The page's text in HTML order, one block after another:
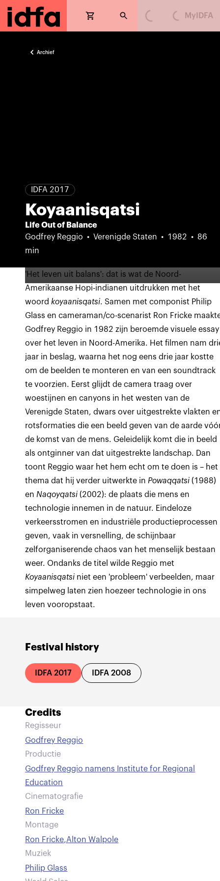
Loading...Loading...MyIDFA
Archief
IDFA 2017
Koyaanisqatsi
Life Out of Balance
Godfrey Reggio
Verenigde Staten 1982
86
min
Festival history
IDFA 2017 IDFA 2008
'Het leven uit balans': dat is wat de Noord-
Amerikaanse Hopi-indianen uitdrukken met het
woordkoyaanisqatsi. Samen met componist Philip
Glass en cameraman/co-scenarist Ron Fricke
Godfrey Reggio in 1982 zijn beroemde visuele essay
over het leven in Noord-Amerika. Het filmen nam
jaar in beslag, waarna het nog eens drie jaar kostte
om de beelden te monteren en van een soundtrack
te voorzien. Eerst glijdt de camera traag over
woestijnen en canyons in het westen van de
Verenigde Staten, dwars over uitgestrekte vlakten
rotsformaties die een beeld geven van de aarde
de komst van de mens. Geleidelijk komt die in beeld
als ontginner van dat uitgestrekte landschap. Dan
toont Reggio waar het hem echt om te doen is – het
thema dat hij verder uitwerkte in Powaqqatsi(1988)
en Naqoyqatsi(2002): de plaats die mens en
technologie innemen in de natuur. Eindeloze
verkeersstromen en industriële productieprocessen
geven, vaak in versnelling, de schijnbaar
zelforganiserende chaos van het menselijk bestaan
weer. Ondanks de titel wilde Reggio met
Koyaanisqatsi niet een 'probleem' verbeelden, maar
simpelweg laten zien hoezeer technologie in ons
leven vooropstaat.
Credits
Regisseur
Godfrey Reggio
Productie
Godfrey Reggio namens Institute for Regional
Education
Cinematografie
Ron Fricke
Montage
Ron Fricke,Alton Walpole
Muziek
Philip Glass